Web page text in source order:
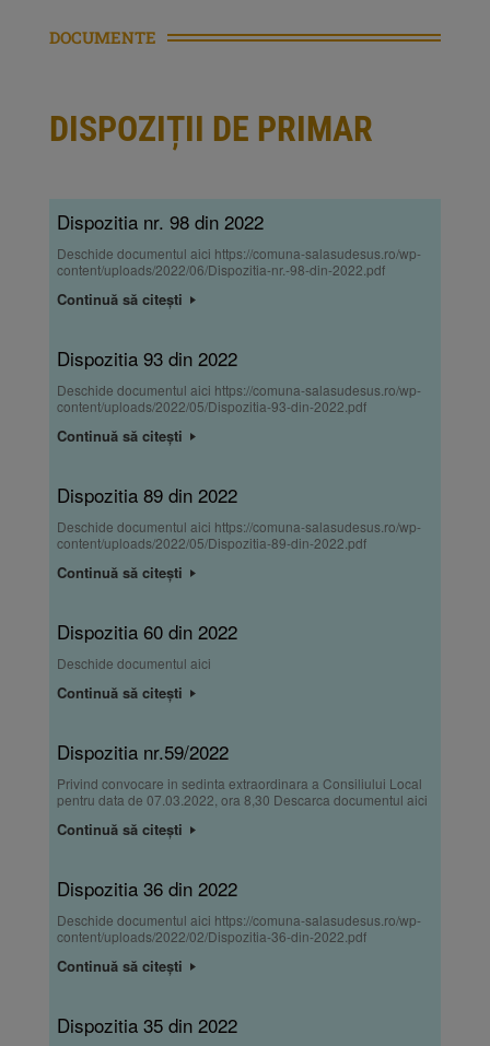
DOCUMENTE
DISPOZIȚII DE PRIMAR
Dispozitia nr. 98 din 2022
Deschide documentul aici https://comuna-salasudesus.ro/wp-
content/uploads/2022/06/Dispozitia-nr.-98-din-2022.pdf
Continuă să citești
Dispozitia 93 din 2022
Deschide documentul aici https://comuna-salasudesus.ro/wp-
content/uploads/2022/05/Dispozitia-93-din-2022.pdf
Continuă să citești
Dispozitia 89 din 2022
Deschide documentul aici https://comuna-salasudesus.ro/wp-
content/uploads/2022/05/Dispozitia-89-din-2022.pdf
Continuă să citești
Dispozitia 60 din 2022
Deschide documentul aici
Continuă să citești
Dispozitia nr.59/2022
Privind convocare in sedinta extraordinara a Consiliului Local
pentru data de 07.03.2022, ora 8,30 Descarca documentul aici
Continuă să citești
Dispozitia 36 din 2022
Deschide documentul aici https://comuna-salasudesus.ro/wp-
content/uploads/2022/02/Dispozitia-36-din-2022.pdf
Continuă să citești
Dispozitia 35 din 2022